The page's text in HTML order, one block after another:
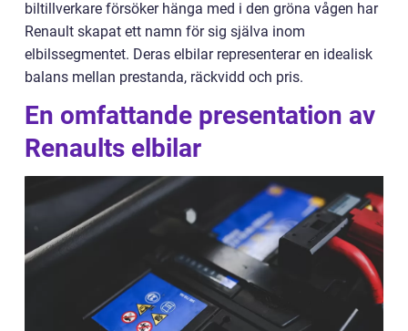
biltillverkare försöker hänga med i den gröna vågen har
Renault skapat ett namn för sig själva inom
elbilssegmentet. Deras elbilar representerar en idealisk
balans mellan prestanda, räckvidd och pris.
En omfattande presentation av
Renaults elbilar